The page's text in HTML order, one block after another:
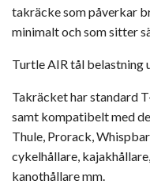
takräcke som påverkar
minimalt och som sitter
Turtle AIR tål belastning
Takräcket har standard
samt kompatibelt med
Thule, Prorack,
cykelhållare,
kanothållare mm.